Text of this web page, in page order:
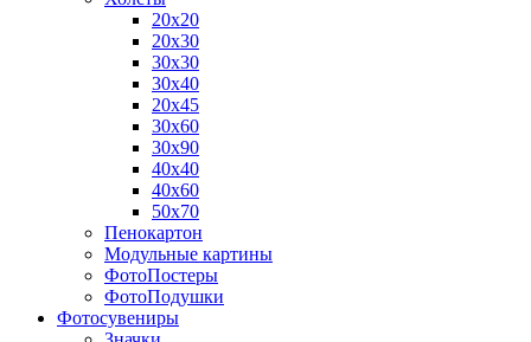
20х20
20х30
30х30
30х40
20х45
30х60
30х90
40х40
40х60
50х70
Пенокартон
Модульные картины
ФотоПостеры
ФотоПодушки
Фотоcувениры